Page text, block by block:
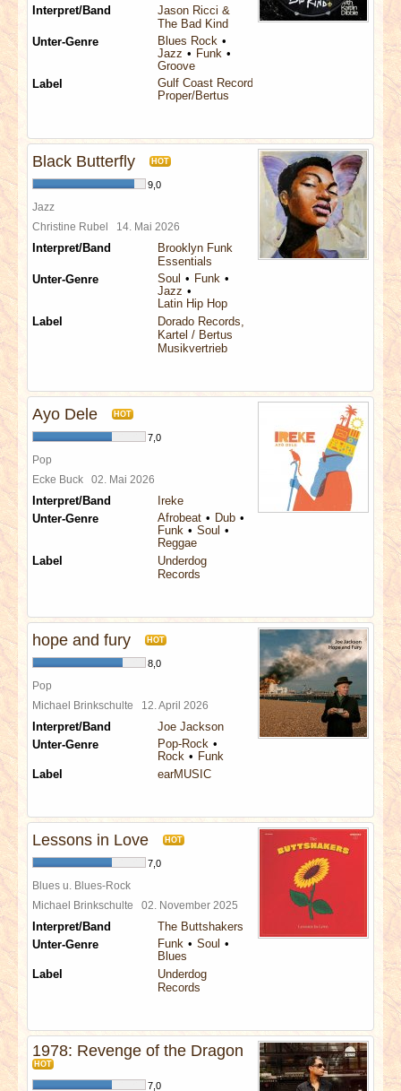
LINKS
ARCHIV
Interpret/Band
Jason Ricci &
The Bad Kind
Unter-Genre
Blues Rock
Jazz
Funk
Groove
Label
Gulf Coast Records
Proper/Bertus
Black Butterfly HOT
9,0
Jazz
Christine Rubel 14. Mai 2026
Interpret/Band
Brooklyn Funk
Essentials
Unter-Genre
Soul
Funk
Jazz
Latin Hip Hop
Label
Dorado Records,
Kartel / Bertus
Musikvertrieb
Ayo Dele HOT
7,0
Pop
Ecke Buck 02. Mai 2026
Interpret/Band
Ireke
Unter-Genre
Afrobeat
Dub
Funk
Soul
Reggae
Label
Underdog
Records
hope and fury HOT
8,0
Pop
Michael Brinkschulte 12. April 2026
Interpret/Band
Joe Jackson
Unter-Genre
Pop-Rock
Rock
Funk
Label
earMUSIC
Lessons in Love HOT
7,0
Blues u. Blues-Rock
Michael Brinkschulte 02. November 2025
Interpret/Band
The Buttshakers
Unter-Genre
Funk
Soul
Blues
Label
Underdog
Records
1978: Revenge of the Dragon
HOT
7,0